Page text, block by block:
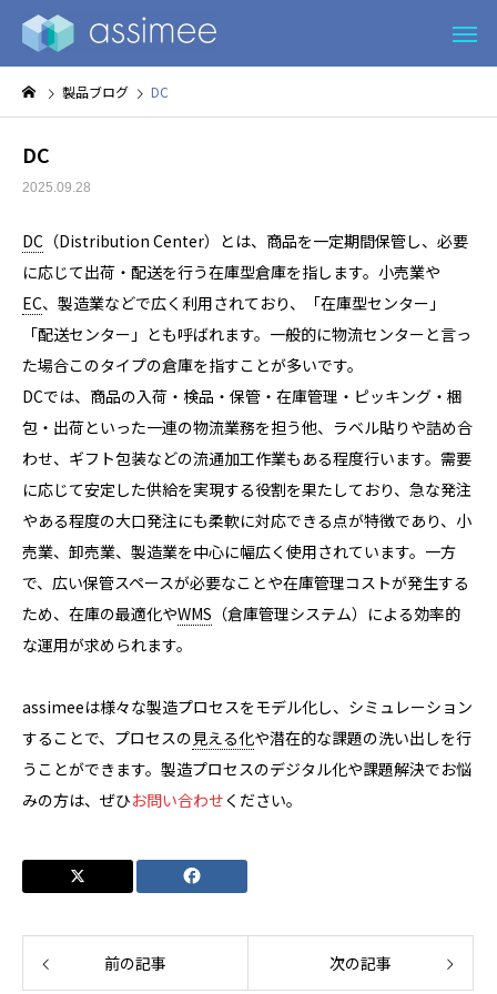
製品ブログ DC
DC
2025.09.28
DC （Distribution Center）とは、商品を一定期間保管し、必要
に応じて出荷・配送を行う在庫型倉庫を指します。小売業や
EC、製造業などで広く利用されており、「在庫型センター」
「配送センター」とも呼ばれます。一般的に物流センターと言っ
た場合このタイプの倉庫を指すことが多いです。
DCでは、商品の入荷・検品・保管・在庫管理・ピッキング・梱
包・出荷といった一連の物流業務を担う他、ラベル貼りや詰め合
わせ、ギフト包装などの流通加工作業もある程度行います。需要
に応じて安定した供給を実現する役割を果たしており、急な発注
やある程度の大口発注にも柔軟に対応できる点が特徴であり、小
売業、卸売業、製造業を中心に幅広く使用されています。一方
で、広い保管スペースが必要なことや在庫管理コストが発生する
ため、在庫の最適化やWMS （倉庫管理システム）による効率的
な運用が求められます。
assimeeは様々な製造プロセスをモデル化し、シミュレーション
することで、プロセスの見える化や潜在的な課題の洗い出しを行
うことができます。製造プロセスのデジタル化や課題解決でお悩
みの方は、ぜひお問い合わせ ください。
前の記事 次の記事